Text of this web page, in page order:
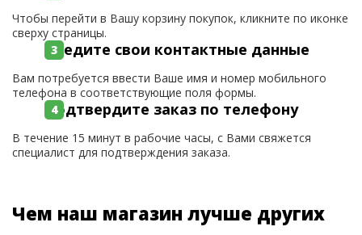
Чтобы перейти в Вашу корзину покупок, кликните по иконке
сверху страницы.
Введите свои контактные данные
Вам потребуется ввести Ваше имя и номер мобильного
телефона в соответствующие поля формы.
Подтвердите заказ по телефону
В течение 15 минут в рабочие часы, с Вами свяжется
специалист для подтверждения заказа.
Чем наш магазин лучше других